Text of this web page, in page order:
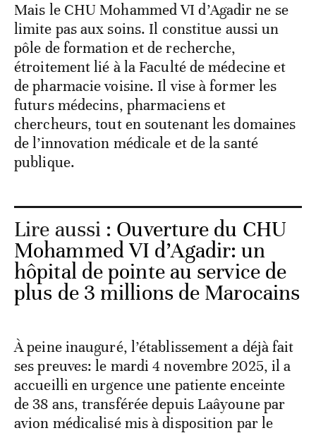
Mais le CHU Mohammed VI d’Agadir ne se
limite pas aux soins. Il constitue aussi un
pôle de formation et de recherche,
étroitement lié à la Faculté de médecine et
de pharmacie voisine. Il vise à former les
futurs médecins, pharmaciens et
chercheurs, tout en soutenant les domaines
de l’innovation médicale et de la santé
publique.
Lire aussi : Ouverture du CHU
Mohammed VI d’Agadir: un
hôpital de pointe au service de
plus de 3 millions de Marocains
À peine inauguré, l’établissement a déjà fait
ses preuves: le mardi 4 novembre 2025, il a
accueilli en urgence une patiente enceinte
de 38 ans, transférée depuis Laâyoune par
avion médicalisé mis à disposition par le